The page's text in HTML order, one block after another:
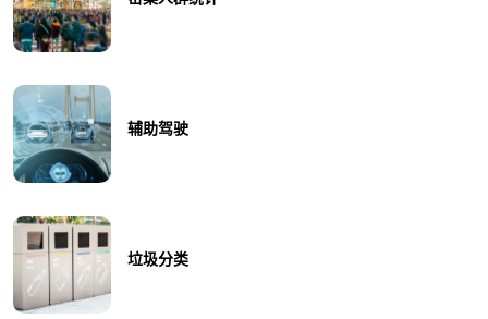
辅助驾驶
垃圾分类